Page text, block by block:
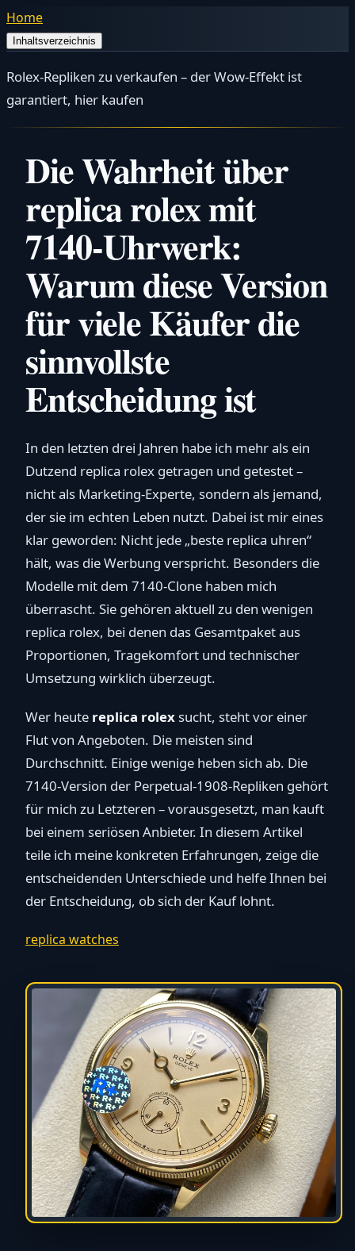
Home
Inhaltsverzeichnis
Rolex-Repliken zu verkaufen – der Wow-Effekt ist
garantiert, hier kaufen
Die Wahrheit über
replica rolex mit
7140-Uhrwerk:
Warum diese Version
für viele Käufer die
sinnvollste
Entscheidung ist
In den letzten drei Jahren habe ich mehr als ein
Dutzend replica rolex getragen und getestet –
nicht als Marketing-Experte, sondern als jemand,
der sie im echten Leben nutzt. Dabei ist mir eines
klar geworden: Nicht jede „beste replica uhren“
hält, was die Werbung verspricht. Besonders die
Modelle mit dem 7140-Clone haben mich
überrascht. Sie gehören aktuell zu den wenigen
replica rolex, bei denen das Gesamtpaket aus
Proportionen, Tragekomfort und technischer
Umsetzung wirklich überzeugt.
Wer heute replica rolex sucht, steht vor einer
Flut von Angeboten. Die meisten sind
Durchschnitt. Einige wenige heben sich ab. Die
7140-Version der Perpetual-1908-Repliken gehört
für mich zu Letzteren – vorausgesetzt, man kauft
bei einem seriösen Anbieter. In diesem Artikel
teile ich meine konkreten Erfahrungen, zeige die
entscheidenden Unterschiede und helfe Ihnen bei
der Entscheidung, ob sich der Kauf lohnt.
replica watches